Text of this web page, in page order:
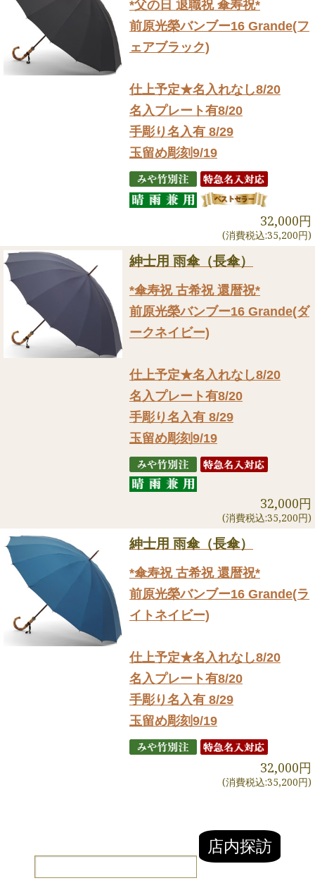
*父の日 退職祝 傘寿祝*
前原光榮バンブー16 Grande(フ
ェアブラック)
仕上予定★名入れなし8/20
名入プレート有8/20
手彫り名入有 8/29
玉留め彫刻9/19
32,000円
(消費税込:35,200円)
紳士用 雨傘（長傘）
*傘寿祝 古希祝 還暦祝*
前原光榮バンブー16 Grande(ダ
ークネイビー)
仕上予定★名入れなし8/20
名入プレート有8/20
手彫り名入有 8/29
玉留め彫刻9/19
32,000円
(消費税込:35,200円)
紳士用 雨傘（長傘）
*傘寿祝 古希祝 還暦祝*
前原光榮バンブー16 Grande(ラ
イトネイビー)
仕上予定★名入れなし8/20
名入プレート有8/20
手彫り名入有 8/29
玉留め彫刻9/19
32,000円
(消費税込:35,200円)